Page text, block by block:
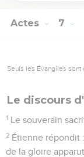
Actes 7
Seuls les Évangiles
Le discours
1 Le souverain
2 Étienne répondit
de la gloire